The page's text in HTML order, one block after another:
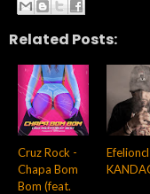
Related Posts:
Cruz Rock -
Chapa Bom
Bom (feat.